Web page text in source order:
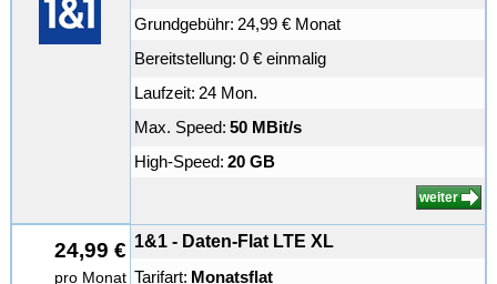
Grundgebühr: 24,99 € Monat
Bereitstellung: 0 € einmalig
Laufzeit: 24 Mon.
Max. Speed: 50 MBit/s
High-Speed: 20 GB
weiter
24,99 €
pro Monat
1&1 - Daten-Flat LTE XL
Tarifart: Monatsflat